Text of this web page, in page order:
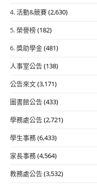
4. 活動&競賽(2,630)
5. 榮譽榜(182)
6. 獎助學金(481)
人事室公告(138)
公告來文(3,171)
圖書館公告(433)
學務處公告(2,721)
學生事務(6,433)
家長事務(4,564)
教務處公告(3,532)